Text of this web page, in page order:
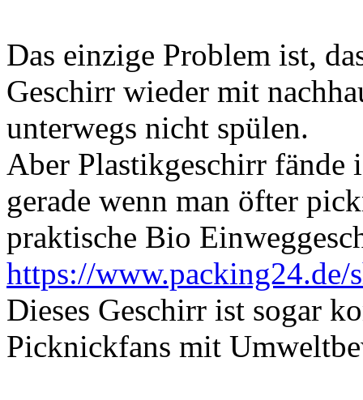
Das einzige Problem ist,
Geschirr wieder mit
unterwegs nicht spülen.
Aber Plastikgeschirr fände
gerade wenn man öfter
praktische Bio
https://www.packing24.de/
Dieses Geschirr ist sogar
Picknickfans mit